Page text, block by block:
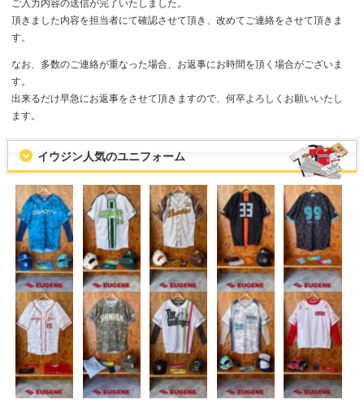
ご入力内容の送信が完了いたしました。
頂きました内容を担当者にて確認させて頂き、改めてご連絡をさせて頂きま
す。
なお、多数のご連絡が重なった場合、お返事にお時間を頂く場合がございま
す。
出来るだけ早急にお返事をさせて頂きますので、何卒よろしくお願いいたし
ます。
イウジン人気のユニフォーム